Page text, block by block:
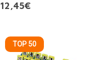
12,45€
TOP 50